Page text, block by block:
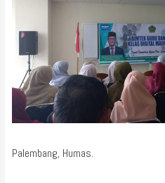
Palembang, Humas.